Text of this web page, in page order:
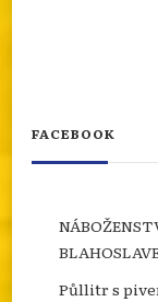
FACEBOOK
Půllitr s